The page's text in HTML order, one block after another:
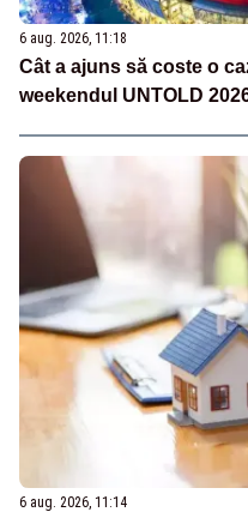
6 aug. 2026, 11:18
Cât a ajuns să coste o
weekendul UNTOLD
6 aug. 2026, 11:14